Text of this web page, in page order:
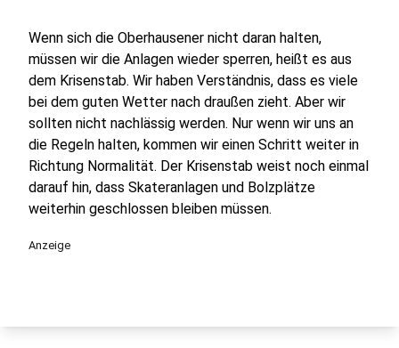
Wenn sich die Oberhausener nicht daran halten,
müssen wir die Anlagen wieder sperren, heißt es aus
dem Krisenstab. Wir haben Verständnis, dass es viele
bei dem guten Wetter nach draußen zieht. Aber wir
sollten nicht nachlässig werden. Nur wenn wir uns an
die Regeln halten, kommen wir einen Schritt weiter in
Richtung Normalität. Der Krisenstab weist noch einmal
darauf hin, dass Skateranlagen und Bolzplätze
weiterhin geschlossen bleiben müssen.
Anzeige